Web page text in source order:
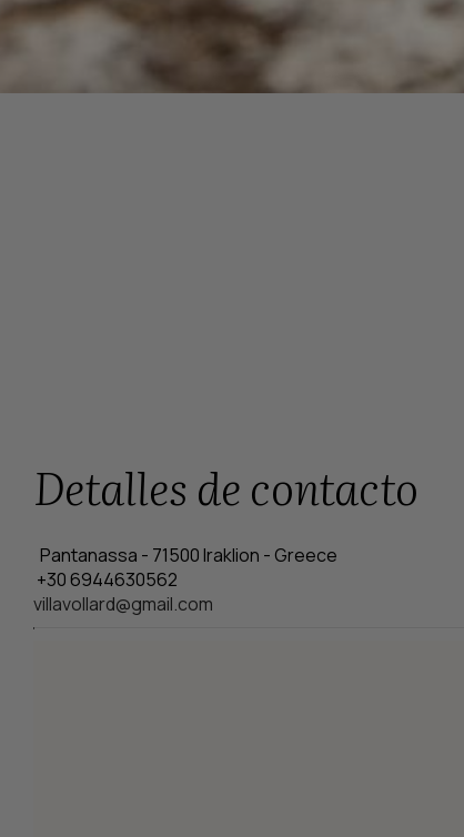
Detalles de contacto
Pantanassa - 71500 Iraklion - Greece
+30 6944630562
villavollard@gmail.com